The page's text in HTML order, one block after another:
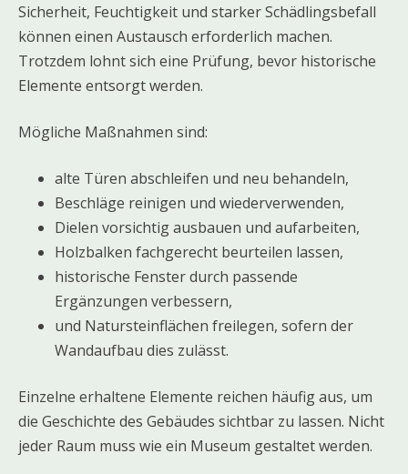
Sicherheit, Feuchtigkeit und starker Schädlingsbefall
können einen Austausch erforderlich machen.
Trotzdem lohnt sich eine Prüfung, bevor historische
Elemente entsorgt werden.
Mögliche Maßnahmen sind:
alte Türen abschleifen und neu behandeln,
Beschläge reinigen und wiederverwenden,
Dielen vorsichtig ausbauen und aufarbeiten,
Holzbalken fachgerecht beurteilen lassen,
historische Fenster durch passende
Ergänzungen verbessern,
und Natursteinflächen freilegen, sofern der
Wandaufbau dies zulässt.
Einzelne erhaltene Elemente reichen häufig aus, um
die Geschichte des Gebäudes sichtbar zu lassen. Nicht
jeder Raum muss wie ein Museum gestaltet werden.